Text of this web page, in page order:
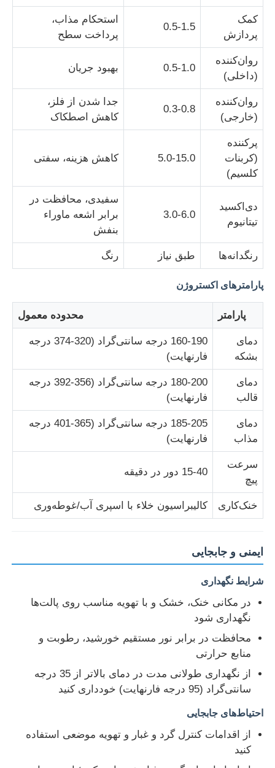
کمک
پردازش
0.5-1.5
استحکام مذاب،
پرداخت سطح
روان‌کننده
(داخلی)
0.5-1.0 بهبود جریان
روان‌کننده
(خارجی)
0.3-0.8
جدا شدن از فلز،
کاهش اصطکاک
پرکننده
(کربنات
کلسیم)
5.0-15.0 کاهش هزینه، سفتی
دی‌اکسید
تیتانیوم
3.0-6.0
سفیدی، محافظت در
برابر اشعه ماوراء
بنفش
رنگدانه‌ها طبق نیاز رنگ
پارامترهای اکستروژن
پارامتر محدوده معمول
دمای
بشکه
160-190 درجه سانتی‌گراد (320-374 درجه
فارنهایت)
دمای
قالب
180-200 درجه سانتی‌گراد (356-392 درجه
فارنهایت)
دمای
مذاب
185-205 درجه سانتی‌گراد (365-401 درجه
فارنهایت)
سرعت
پیچ
15-40 دور در دقیقه
خنک‌کاری کالیبراسیون خلاء با اسپری آب/غوطه‌وری
ایمنی و جابجایی
شرایط نگهداری
در مکانی خنک، خشک و با تهویه مناسب روی پالت‌ها
نگهداری شود
محافظت در برابر نور مستقیم خورشید، رطوبت و
منابع حرارتی
از نگهداری طولانی مدت در دمای بالاتر از 35 درجه
سانتی‌گراد (95 درجه فارنهایت) خودداری کنید
احتیاط‌های جابجایی
از اقدامات کنترل گرد و غبار و تهویه موضعی استفاده
کنید